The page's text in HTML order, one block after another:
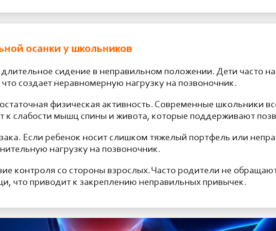
осанки у школьников
сидение в неправильном положении. Дети часто
создает неравномерную нагрузку на позвоночник.
физическая активность. Современные школьники
к слабости мышц спины и живота, которые поддерживают
Если ребенок носит слишком тяжелый портфель или
нагрузку на позвоночник.
контроля со стороны взрослых. Часто родители не
что приводит к закреплению неправильных привычек.